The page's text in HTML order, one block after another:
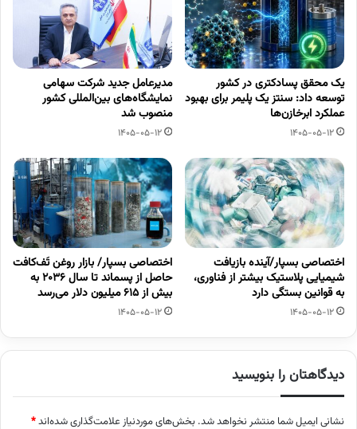
یک محقق پسادکتری در کشور
توسعه داد: سنتز یک پلیمر برای بهبود
عملکرد ابرخازن‌ها
1405-05-12
مدیرعامل جدید شرکت سهامی
نمایشگاه‌های بین‌المللی کشور
منصوب شد
1405-05-12
اختصاصی بسپار/آینده بازیافت
شیمیایی پلاستیک بیشتر از فناوری،
به قوانین بستگی دارد
1405-05-12
اختصاصی بسپار/ بازار روغن تَف‌کافت
حاصل از پسماند تا سال ۲۰۳۶ به
بیش از ۶۱۵ میلیون دلار می‌رسد
1405-05-12
دیدگاهتان را بنویسید
نشانی ایمیل شما منتشر نخواهد شد. بخش‌های موردنیاز علامت‌گذاری شده‌اند*